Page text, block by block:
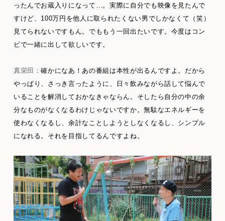
ったんでお蔵入りになって…。実際に自分でも映像を見たんで
すけど、100万円を他人に取られたくない男でしかなくて（笑）
見てられないですもん。でももう一回出たいです。今度はコン
ビで一緒に出して欲しいです。
真栄田：確かになあ！あの番組は本性が出るんですよ。だから
やっぱり、さっき言ったように、日々飲みながら話して悩んで
いることを解消しておかなきゃならん。そしたら自分の中の余
分なものがなくなるわけじゃないですか。無駄なエネルギーを
使わなくなるし、余計なことしようとしなくなるし、シンプル
になれる。それを目指してるんですよね。